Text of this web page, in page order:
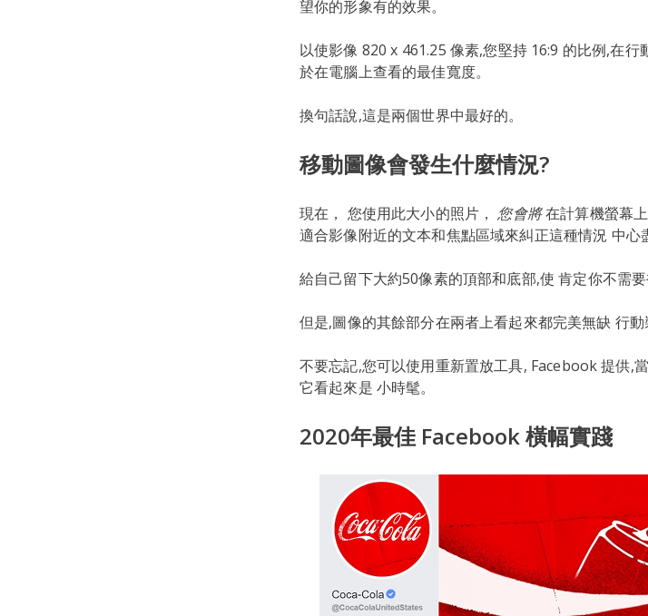
望你的形象有的效果。
以使影像 820 x 461.25 像素,您堅持 16:9 的比例,在
於在電腦上查看的最佳寬度。
換句話說,這是兩個世界中最好的。
移動圖像會發生什麼情況?
現在， 您使用此大小的照片， 您會將在計算機螢幕
適合影像附近的文本和焦點區域來糾正這種情況 中心
給自己留下大約50像素的頂部和底部,使 肯定你不需要
但是,圖像的其餘部分在兩者上看起來都完美無缺 行動
不要忘記,您可以使用重新置放工具, Facebook 提供,
它看起來是 小時髦。
2020年最佳 Facebook 橫幅實踐